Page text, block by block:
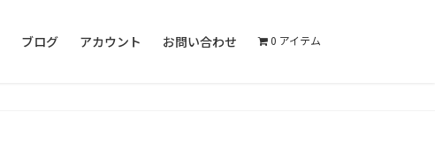
ブログ アカウント お問い合わせ 0 アイテム